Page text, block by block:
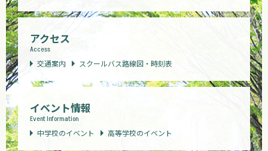
アクセス
Access
交通案内
スクールバス路線図・時刻表
イベント情報
Event Information
中学校のイベント
高等学校のイベント